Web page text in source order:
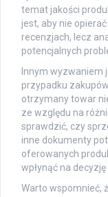
temat jakości
jest, aby nie
recenzjach, lecz
potencjalnych
Innym wyzwaniem
przypadku
otrzymany towar
ze względu na
sprawdzić, czy
inne dokumenty
oferowanych
wpłynąć na
Warto wspomnieć,